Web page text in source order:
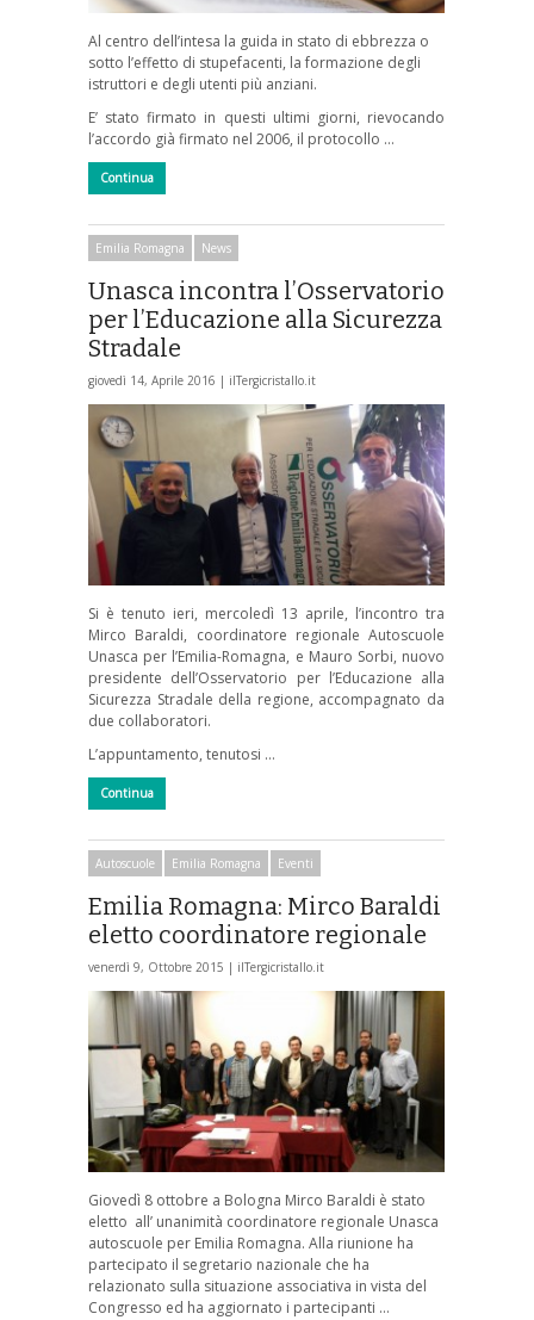
Al centro dell’intesa la guida in stato di ebbrezza o
sotto l’effetto di stupefacenti, la formazione degli
istruttori e degli utenti più anziani.
E’ stato firmato in questi ultimi giorni, rievocando
l’accordo già firmato nel 2006, il protocollo …
Continua
Emilia Romagna News
Unasca incontra l’Osservatorio
per l’Educazione alla Sicurezza
Stradale
giovedì 14, Aprile 2016 | ilTergicristallo.it
Si è tenuto ieri, mercoledì 13 aprile, l’incontro tra
Mirco Baraldi, coordinatore regionale Autoscuole
Unasca per l’Emilia-Romagna, e Mauro Sorbi, nuovo
presidente dell’Osservatorio per l’Educazione alla
Sicurezza Stradale della regione, accompagnato da
due collaboratori.
L’appuntamento, tenutosi …
Continua
Autoscuole Emilia Romagna Eventi
Emilia Romagna: Mirco Baraldi
eletto coordinatore regionale
venerdì 9, Ottobre 2015 | ilTergicristallo.it
Giovedì 8 ottobre a Bologna Mirco Baraldi è stato
eletto all’ unanimità coordinatore regionale Unasca
autoscuole per Emilia Romagna. Alla riunione ha
partecipato il segretario nazionale che ha
relazionato sulla situazione associativa in vista del
Congresso ed ha aggiornato i partecipanti …